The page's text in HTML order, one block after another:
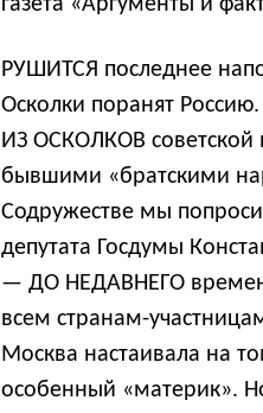
газета «Аргументы и
РУШИТСЯ последнее
Осколки поранят Россию.
ИЗ ОСКОЛКОВ
бывшими «братскими
Содружестве мы
депутата Госдумы
— ДО НЕДАВНЕГО
всем странам-
Москва настаивала на
особенный «материк».